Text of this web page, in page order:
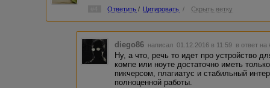
Ответить / Цитировать / Скрыть ветку
diego86 написал 01.12.2016 в 11:59 в ответ на
Ну, а что, речь то идет про устройство
компе или ноуте достаточно иметь
пикчерсом, плагиатус и стабильный
полноценной работы.